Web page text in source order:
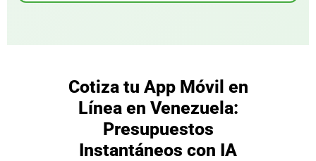
Cotiza tu App Móvil en
Línea en Venezuela:
Presupuestos
Instantáneos con IA